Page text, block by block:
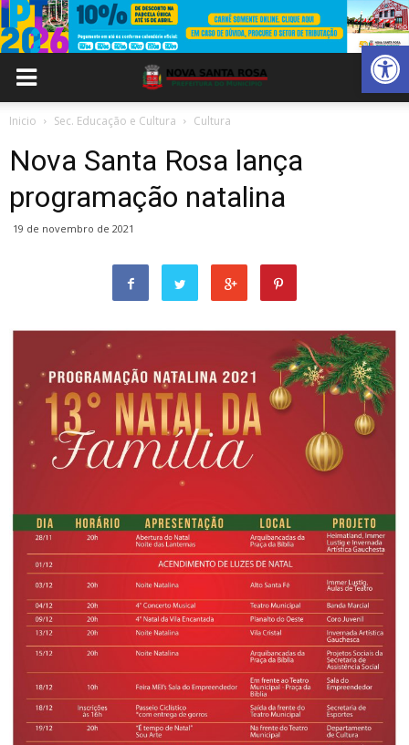
Abrir
Inicio Sec. Educação e Cultura Cultura
Nova Santa Rosa lança
programação natalina
19 de novembro de 2021